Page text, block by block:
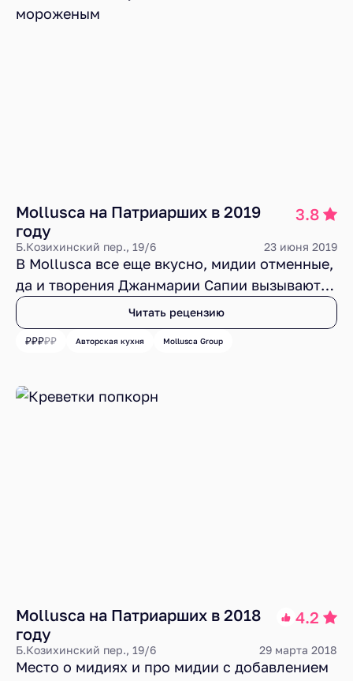
похвальное качество исходных продуктов и
Mollusca на Патриарших в 2019
году
3.8
Б.Козихинский пер., 19/6 23 июня 2019
В Mollusca все еще вкусно, мидии отменные,
да и творения Джанмарии Сапии вызывают
интерес, но, поглощенные успехом,
создатели данного миниатюрного заведения
явно успокоились, за стабильность качества
работы пустили на самотек. Успех – вещь
Читать рецензию
Авторская кухня Mollusca Group
Mollusca на Патриарших в 2018
году
4.2
Б.Козихинский пер., 19/6 29 марта 2018
Место о мидиях и про мидии с добавлением